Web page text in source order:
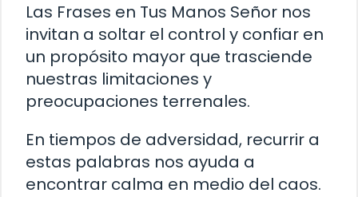
Las Frases en Tus Manos Señor nos
invitan a soltar el control y confiar en
un propósito mayor que trasciende
nuestras limitaciones y
preocupaciones terrenales.
En tiempos de adversidad, recurrir a
estas palabras nos ayuda a
encontrar calma en medio del caos.